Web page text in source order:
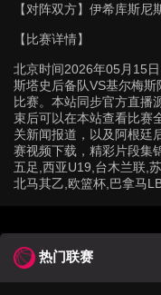
【对阵双方】 伊希库斯尼
【比赛详情】
北京时间2026年05月15
斯塔史后备队VS基尔梅
比赛。本站同步官方直播
束后可以在本站查看比赛
关新闻报道，以及阿根廷
赛视频下载，精彩片段集
五足,西亚U19,台木兰联,
北马其乙,欧篮杯,巴拿马
热门联赛